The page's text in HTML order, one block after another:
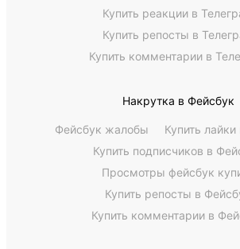
Купить реакции в
Купить репосты в
Купить комментарии в
Накрутка в Фейсбук
Фейсбук жалобы
Купить
Купить подписчиков в
Просмотры фейсбук
Купить репосты в
Купить комментарии в